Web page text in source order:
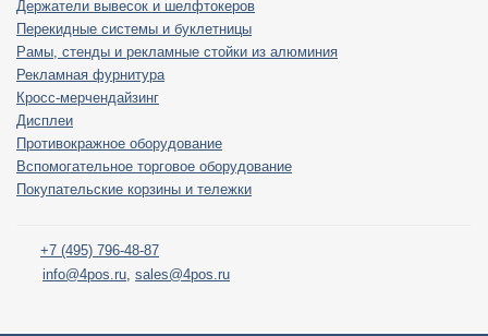
Держатели вывесок и шелфтокеров
Перекидные системы и буклетницы
Рамы, стенды и рекламные стойки из алюминия
Рекламная фурнитура
Кросс-мерчендайзинг
Дисплеи
Противокражное оборудование
Вспомогательное торговое оборудование
Покупательские корзины и тележки
+7 (495) 796-48-87
info@4pos.ru, sales@4pos.ru